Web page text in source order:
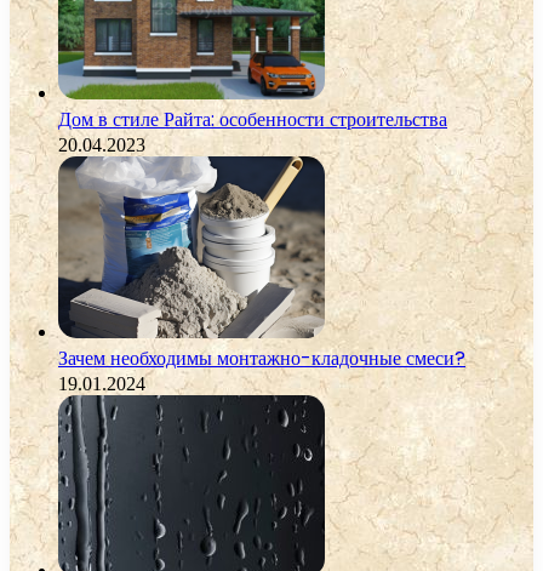
Дом в стиле Райта: особенности строительства
20.04.2023
Зачем необходимы монтажно-кладочные смеси?
19.01.2024